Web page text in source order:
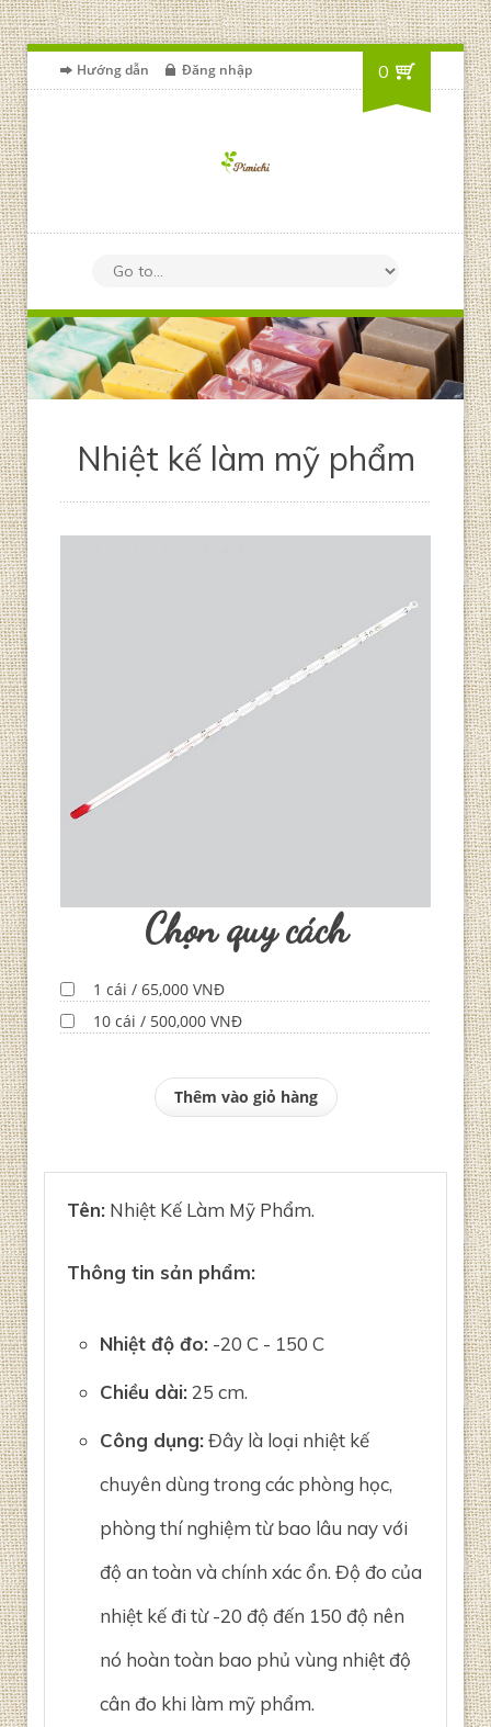
Hướng dẫn Đăng nhập 0
Nhiệt kế làm mỹ phẩm
Chọn quy cách
1 cái / 65,000 VNĐ
10 cái / 500,000 VNĐ
Thêm vào giỏ hàng
Tên:Nhiệt Kế Làm Mỹ Phẩm.
Thông tin sản phẩm:
Nhiệt độ đo:-20 C - 150 C
Chiều dài:25 cm.
Công dụng:Đây là loại nhiệt kế
chuyên dùng trong các phòng học,
phòng thí nghiệm từ bao lâu nay với
độ an toàn và chính xác ổn. Độ đo của
nhiệt kế đi từ -20 độ đến 150 độ nên
nó hoàn toàn bao phủ vùng nhiệt độ
cân đo khi làm mỹ phẩm.